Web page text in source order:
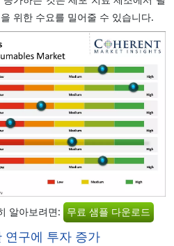
위한 수요를 밀어줄 수 있습니다.
알아보려면: 무료 샘플 다운로드
구에 투자 증가